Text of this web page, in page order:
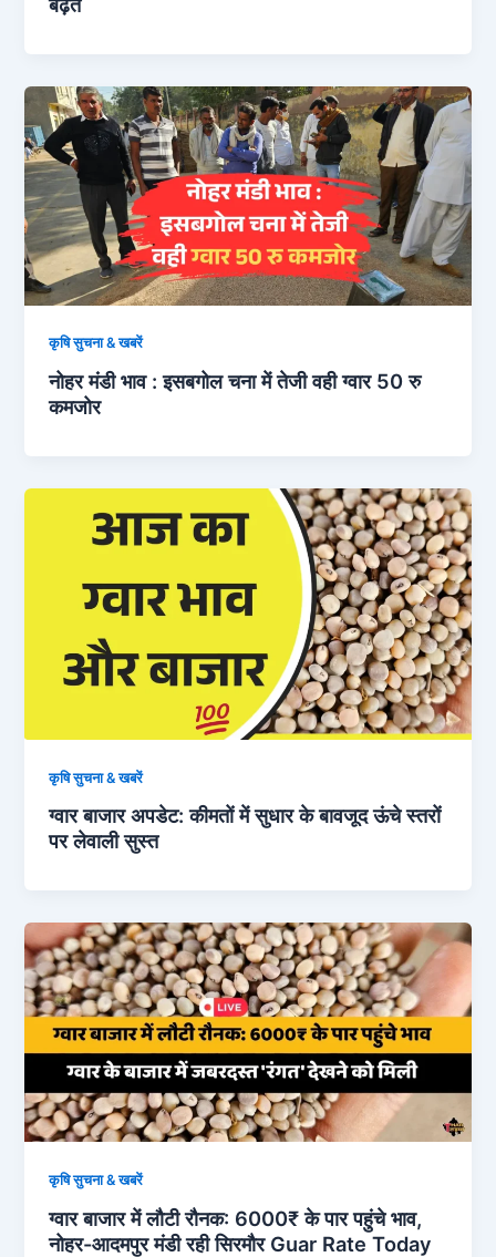
कृषि सुचना & खबरें
नोहर मंडी भाव : इसबगोल चना में तेजी वही ग्वार 50 रु
कमजोर
कृषि सुचना & खबरें
ग्वार बाजार अपडेट: कीमतों में सुधार के बावजूद ऊंचे स्तरों
पर लेवाली सुस्त
कृषि सुचना & खबरें
ग्वार बाजार में लौटी रौनक: 6000₹ के पार पहुंचे भाव,
नोहर-आदमपुर मंडी रही सिरमौर Guar Rate Today